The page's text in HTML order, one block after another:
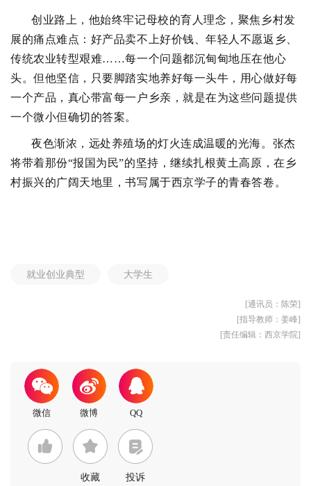
创业路上，他始终牢记母校的育人理念，聚焦乡村发
展的痛点难点：好产品卖不上好价钱、年轻人不愿返乡、
传统农业转型艰难……每一个问题都沉甸甸地压在他心
头。但他坚信，只要脚踏实地养好每一头牛，用心做好每
一个产品，真心带富每一户乡亲，就是在为这些问题提供
一个微小但确切的答案。
夜色渐浓，远处养殖场的灯火连成温暖的光海。张杰
将带着那份“报国为民”的坚持，继续扎根黄土高原，在乡
村振兴的广阔天地里，书写属于西京学子的青春答卷。
就业创业典型 大学生
[通讯员：陈荣]
[指导教师：姜峰]
[责任编辑：西京学院]
收藏 投诉